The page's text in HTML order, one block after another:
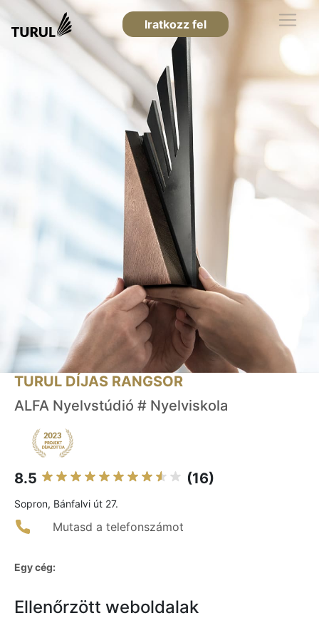
Iratkozz fel
TURUL DÍJAS RANGSOR
ALFA Nyelvstúdió # Nyelviskola
8.5 (16)
Sopron, Bánfalvi út 27.
Mutasd a telefonszámot
Egy cég:
Ellenőrzött weboldalak